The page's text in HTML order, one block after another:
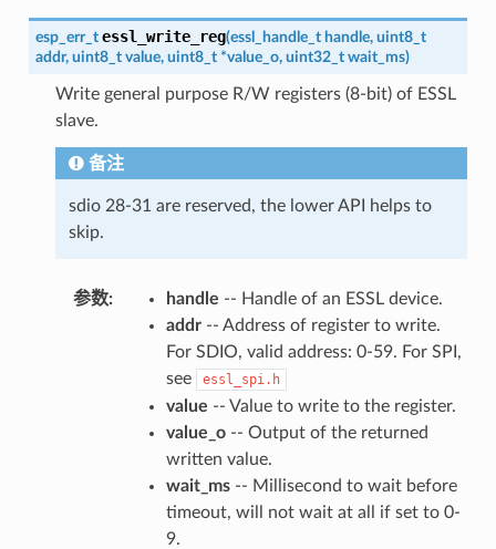
esp_err_t essl_write_reg(essl_handle_t handle, uint8_t
addr, uint8_t value, uint8_t *value_o, uint32_t wait_ms)
Write general purpose R/W registers (8-bit) of ESSL
slave.
备注
sdio 28-31 are reserved, the lower API helps to
skip.
参数: handle -- Handle of an ESSL device.
addr-- Address of register to write.
For SDIO, valid address: 0-59. For SPI,
see
essl_spi.h
value -- Value to write to the register.
value_o-- Output of the returned
written value.
wait_ms-- Millisecond to wait before
timeout, will not wait at all if set to 0-
9.